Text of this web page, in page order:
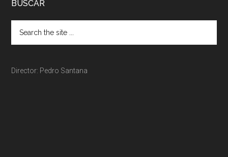
BUSCAR
Director: Pedro Santana